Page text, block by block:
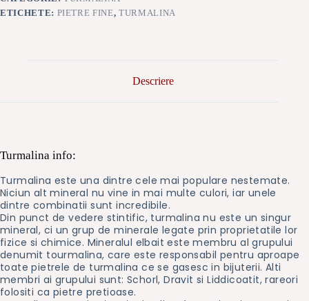
ETICHETE: PIETRE FINE, TURMALINA
Descriere
Turmalina info:
Turmalina este una dintre cele mai populare nestemate.
Niciun alt mineral nu vine in mai multe culori, iar unele
dintre combinatii sunt incredibile.
Din punct de vedere stintific, turmalina nu este un singur
mineral, ci un grup de minerale legate prin proprietatile lor
fizice si chimice. Mineralul elbait este membru al grupului
denumit tourmalina, care este responsabil pentru aproape
toate pietrele de turmalina ce se gasesc in bijuterii. Alti
membri ai grupului sunt: Schorl, Dravit si Liddicoatit, rareori
folositi ca pietre pretioase.